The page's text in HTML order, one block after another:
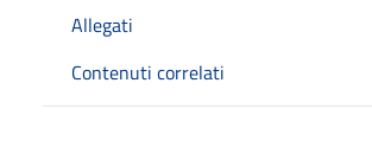
Allegati
Contenuti correlati